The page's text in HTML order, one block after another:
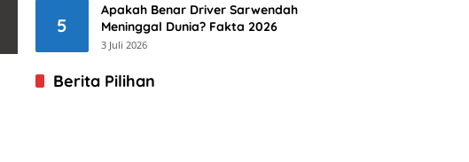
5
Apakah Benar Driver Sarwendah
Meninggal Dunia? Fakta 2026
3 Juli 2026
Berita Pilihan